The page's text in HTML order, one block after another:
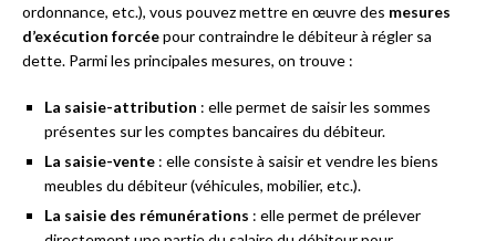
ordonnance, etc.), vous pouvez mettre en œuvre des mesures
d’exécution forcéepour contraindre le débiteur à régler sa
dette. Parmi les principales mesures, on trouve :
La saisie-attribution : elle permet de saisir les sommes
présentes sur les comptes bancaires du débiteur.
La saisie-vente : elle consiste à saisir et vendre les biens
meubles du débiteur (véhicules, mobilier, etc.).
La saisie des rémunérations : elle permet de prélever